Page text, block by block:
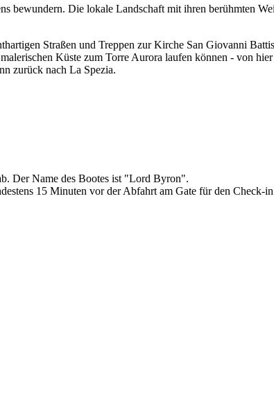
bewundern. Die lokale Landschaft mit ihren berühmten
Straßen und Treppen zur Kirche San Giovanni
Küste zum Torre Aurora laufen können - von
zurück nach La Spezia.
Der Name des Bootes ist "Lord Byron".
15 Minuten vor der Abfahrt am Gate für den Check-in